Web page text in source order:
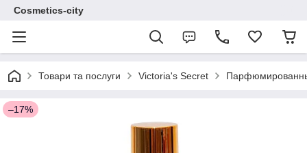
Cosmetics-city
Товари та послуги Victoria's Secret
–17%